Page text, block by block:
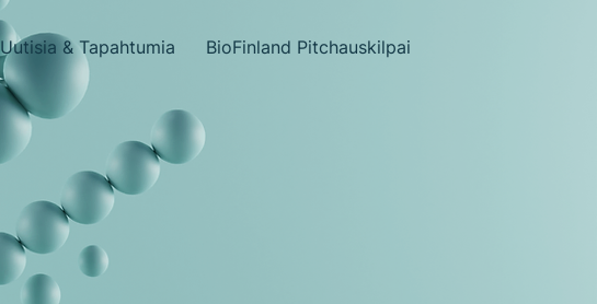
Uutisia & Tapahtumia BioFinland Pitchauskilpailu